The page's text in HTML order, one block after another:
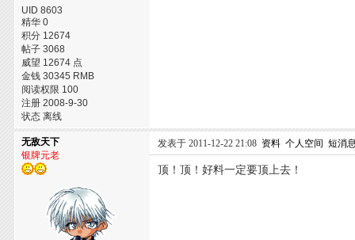
UID 8603
精华 0
积分 12674
帖子 3068
威望 12674 点
金钱 30345 RMB
阅读权限 100
注册 2008-9-30
状态 离线
无敌天下
银牌元老
发表于 2011-12-22 21:08 资料 个人空间 短消
顶！顶！好料一定要顶上去！